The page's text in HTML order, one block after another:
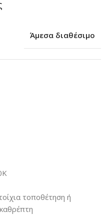
τοποθέτηση ή
Άμεσα διαθέσιμο